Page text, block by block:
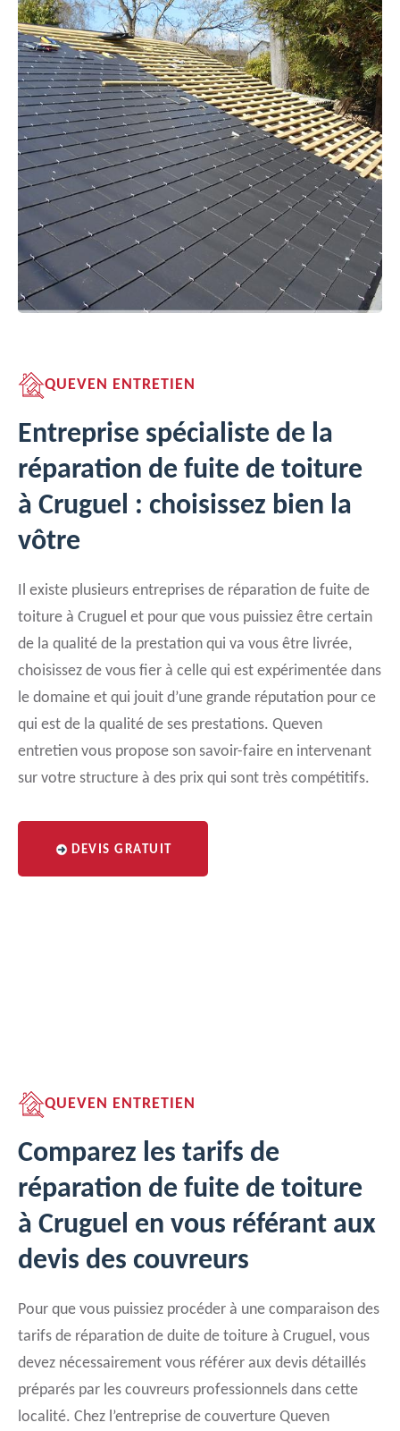
QUEVEN ENTRETIEN
Entreprise spécialiste de la
réparation de fuite de toiture
à Cruguel : choisissez bien la
vôtre
Il existe plusieurs entreprises de réparation de fuite de
toiture à Cruguel et pour que vous puissiez être certain
de la qualité de la prestation qui va vous être livrée,
choisissez de vous fier à celle qui est expérimentée dans
le domaine et qui jouit d’une grande réputation pour ce
qui est de la qualité de ses prestations. Queven
entretien vous propose son savoir-faire en intervenant
sur votre structure à des prix qui sont très compétitifs.
DEVIS GRATUIT
QUEVEN ENTRETIEN
Comparez les tarifs de
réparation de fuite de toiture
à Cruguel en vous référant aux
devis des couvreurs
Pour que vous puissiez procéder à une comparaison des
tarifs de réparation de duite de toiture à Cruguel, vous
devez nécessairement vous référer aux devis détaillés
préparés par les couvreurs professionnels dans cette
localité. Chez l’entreprise de couverture Queven